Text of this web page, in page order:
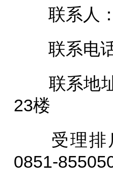
联系人：
联系电话
联系地址
23楼
受理排斥
0851-